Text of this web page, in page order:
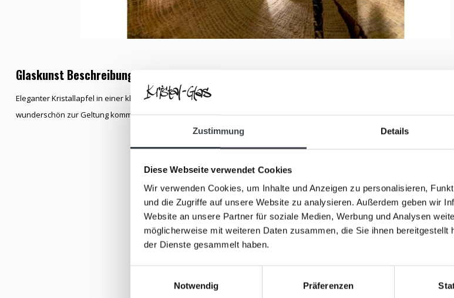
Zustimmung Details
Diese Webseite verwendet Cookies
Wir verwenden Cookies, um Inhalte und Anzeigen zu personalisieren,
und die Zugriffe auf unsere Website zu analysieren. Außerdem geben wir
Website an unsere Partner für soziale Medien, Werbung und Analysen
möglicherweise mit weiteren Daten zusammen, die Sie ihnen
der Dienste gesammelt haben.
Notwendig
Präferenzen
Glaskunst Beschreibung
Eleganter Kristallapfel in einer klaren, transparenten Farbe. Die Verwendung von viel klarem Kristall lässt die Farbe
wunderschön zur Geltung kommen. Der Apfel hat eine Höhe von 10 cm und ist signiert.